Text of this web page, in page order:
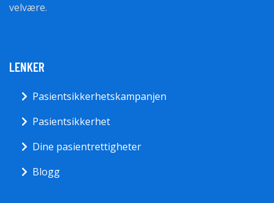
velvære.
LENKER
Pasientsikkerhetskampanjen
Pasientsikkerhet
Dine pasientrettigheter
Blogg